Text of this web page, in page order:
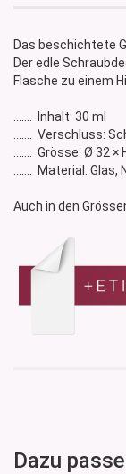
Das beschichtete
Der edle
Flasche zu einem
....... Inhalt: 30 ml
....... Verschluss:
....... Grösse: Ø 32 ×
....... Material:
Auch in den
Dazu